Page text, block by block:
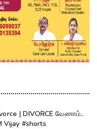
| DIVORCE வேணாம்..
Vijay #shorts